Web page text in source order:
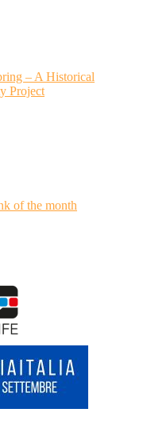
– A Historical
Project
of the month